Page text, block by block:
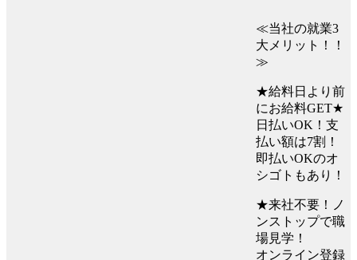
≪当社の就業3
大メリット！！
≫
★給料日より前
にお給料GET★
日払いOK！支
払い額は7割！
即払いOKのオ
シゴトもあり！
★来社不要！ノ
ンストップで職
場見学！
オンライン登録